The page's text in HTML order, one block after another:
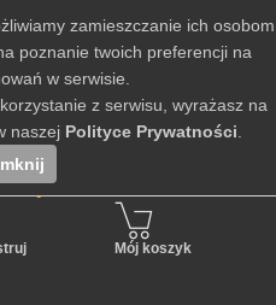
Mój koszyk
zamieszczanie ich osobom
poznanie twoich preferencji na
w serwisie.
z serwisu, wyrażasz na
naszej Polityce Prywatności